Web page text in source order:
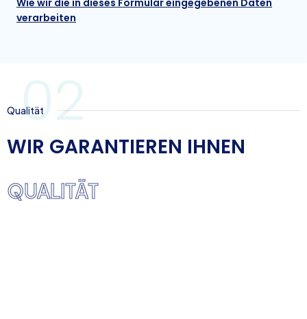
verarbeiten
Qualität
02
WIR GARANTIEREN IHNEN
QUALITÄT